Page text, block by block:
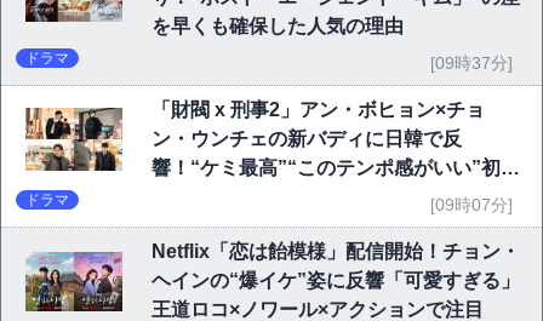
を早くも確保した人気の理由
ドラマ [09時37分]
「財閥 x 刑事2」アン・ボヒョン×チョ
ン・ウンチェの新バディに日韓で反
響！“ケミ最高”“このテンポ感がいい”初回
ドラマ [09時07分]
Netflix「恋は飴模様」配信開始！チョン・
ヘインの“爆イケ”姿に反響「可愛すぎる」
王道ロコ×ノワール×アクションで注目